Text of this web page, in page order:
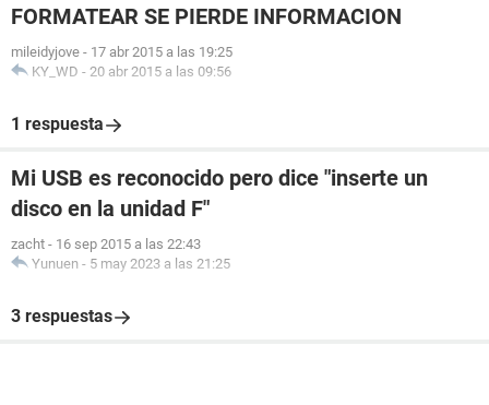
FORMATEAR SE PIERDE INFORMACION
mileidyjove - 17 abr 2015 a las 19:25
KY_WD - 20 abr 2015 a las 09:56
1 respuesta
Mi USB es reconocido pero dice "inserte un
disco en la unidad F"
zacht - 16 sep 2015 a las 22:43
Yunuen - 5 may 2023 a las 21:25
3 respuestas